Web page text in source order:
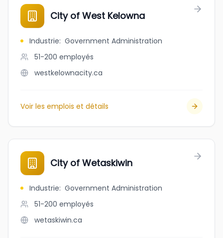
City of West Kelowna
Industrie: Government Administration
51-200 employés
westkelownacity.ca
Voir les emplois et détails
City of Wetaskiwin
Industrie: Government Administration
51-200 employés
wetaskiwin.ca